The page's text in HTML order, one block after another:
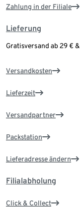
Zahlung in der Filiale
Lieferung
Gratisversand ab 29 €
Versandkosten
Lieferzeit
Versandpartner
Packstation
Lieferadresse ändern
Filialabholung
Click & Collect